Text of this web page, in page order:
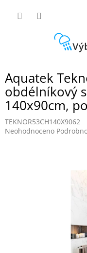
Aquatek
obdélníkový
140x90cm,
TEKNOR53CH140X9062
Průměrné
Neohodnoceno